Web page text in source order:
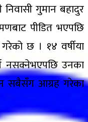
निवासी गुमान बहादुर
पीडित भएपछि
छ । १४ वर्षीया
नसक्नेभएपछि उनका
सबैसँग आग्रह गरेका